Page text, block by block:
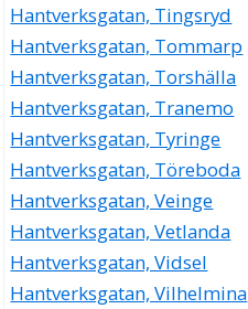
Hantverksgatan, Tingsryd
Hantverksgatan, Tommarp
Hantverksgatan, Torshälla
Hantverksgatan, Tranemo
Hantverksgatan, Tyringe
Hantverksgatan, Töreboda
Hantverksgatan, Veinge
Hantverksgatan, Vetlanda
Hantverksgatan, Vidsel
Hantverksgatan, Vilhelmina